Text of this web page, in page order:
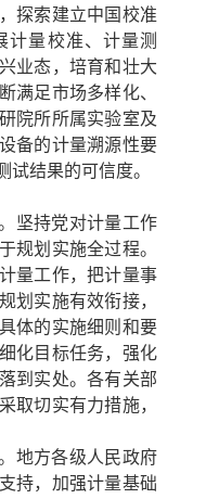
探索建立中国校准
计量校准、计量测
业态，培育和壮大
满足市场多样化、
院所所属实验室及
备的计量溯源性要
试结果的可信度。
坚持党对计量工作
规划实施全过程。
量工作，把计量事
划实施有效衔接，
体的实施细则和要
化目标任务，强化
到实处。各有关部
取切实有力措施，
地方各级人民政府
持，加强计量基础